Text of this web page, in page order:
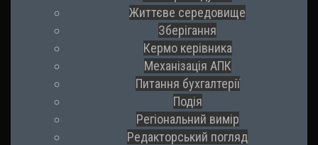
Життєве середовище
Зберігання
Кермо керівника
Механізація АПК
Питання бухгалтерії
Подія
Регіональний вимір
Редакторський погляд